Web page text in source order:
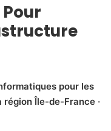
pour les
Île-de-France ·